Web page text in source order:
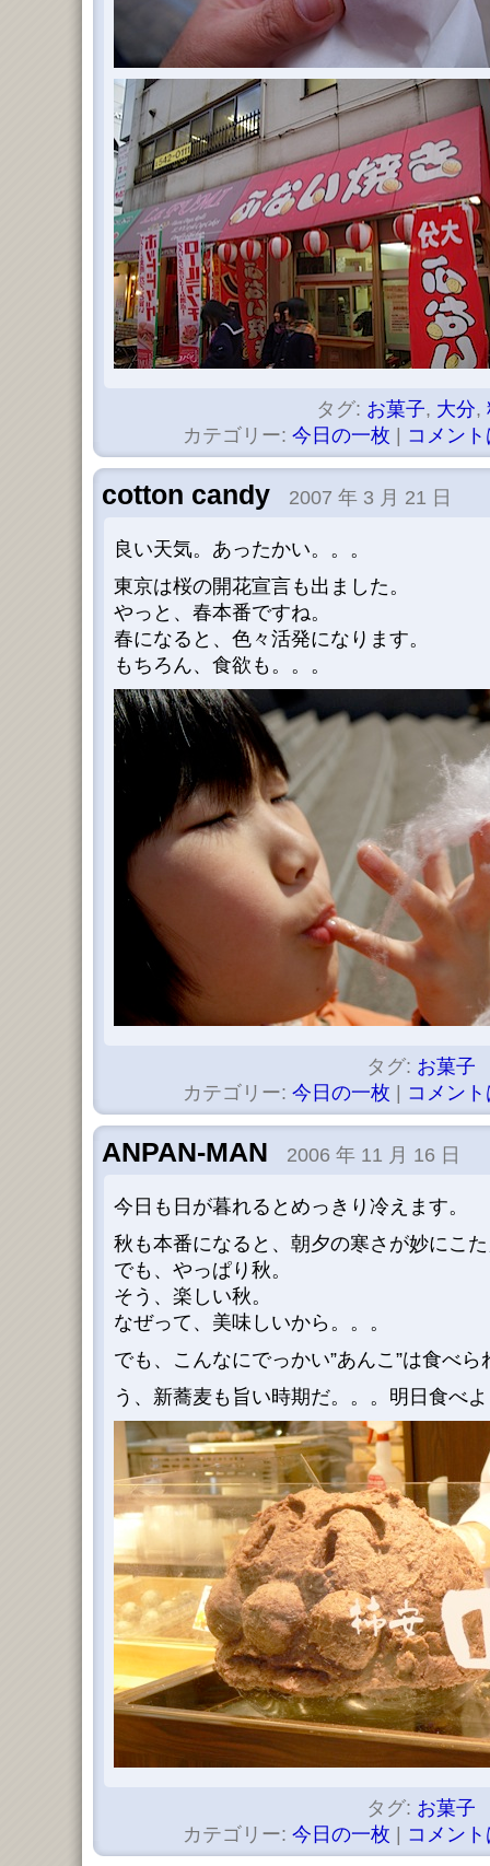
タグ: お菓子, 大分,
カテゴリー: 今日の一枚 コメン
cotton candy 2007 年 3 月 21 日
良い天気。あったかい。。。
東京は桜の開花宣言も出ました。
やっと、春本番ですね。
春になると、色々活発になります。
もちろん、食欲も。。。
タグ: お菓子
カテゴリー: 今日の一枚 コメン
ANPAN-MAN 2006 年 11 月 16 日
今日も日が暮れるとめっきり冷えます。
秋も本番になると、朝夕の寒さが妙にこ
でも、やっぱり秋。
そう、楽しい秋。
なぜって、美味しいから。。。
でも、こんなにでっかい”あんこ”は食べ
う、新蕎麦も旨い時期だ。。。明日食べ
タグ: お菓子
カテゴリー: 今日の一枚 コメン